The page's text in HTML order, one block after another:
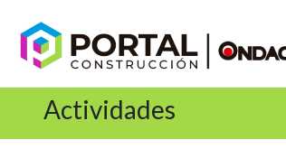
Actividades